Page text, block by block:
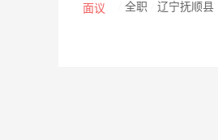
面议 全职 辽宁抚顺县